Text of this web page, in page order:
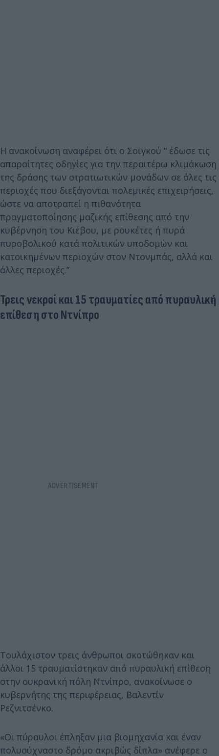
Η ανακοίνωση αναφέρει ότι ο Σοϊγκού “ έδωσε τις
απαραίτητες οδηγίες για την περαιτέρω κλιμάκωση
της δράσης των στρατιωτικών μονάδων σε όλες τις
περιοχές που διεξάγονται πολεμικές επιχειρήσεις,
ώστε να αποτραπεί η πιθανότητα
πραγματοποίησης μαζικής επίθεσης από την
κυβέρνηση του Κιέβου, με ρουκέτες ή πυρά
πυροβολικού κατά πολιτικών υποδομών και
κατοικημένων περιοχών στον Ντονμπάς, αλλά και
άλλες περιοχές.”
Τρεις νεκροί και 15 τραυματίες από πυραυλική
επίθεση στο Ντνίπρο
Τουλάχιστον τρεις άνθρωποι σκοτώθηκαν και
άλλοι 15 τραυματίστηκαν από πυραυλική επίθεση
στην ουκρανική πόλη Ντνίπρο, ανακοίνωσε ο
κυβερνήτης της περιφέρειας, Βαλεντίν
Ρεζνιτσένκο.
«Οι πύραυλοι έπληξαν μια βιομηχανία και έναν
πολυσύχναστο δρόμο ακριβώς δίπλα» ανέφερε ο